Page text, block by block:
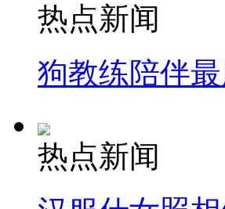
热点新闻
狗教练陪伴
热点新闻